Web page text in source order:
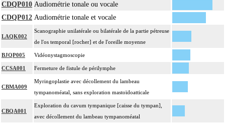
CDQP010 Audiométrie tonale ou vocale
CDQP012 Audiométrie tonale et vocale
LAQK002
Scanographie unilatérale ou bilatérale de la partie pétreuse
de l'os temporal [rocher] et de l'oreille moyenne
BJQP005 Vidéonystagmoscopie
CCSA001 Fermeture de fistule de périlymphe
CBMA009
Myringoplastie avec décollement du lambeau
tympanoméatal, sans exploration mastoïdoatticale
CBQA001
Exploration du cavum tympanique [caisse du tympan],
avec décollement du lambeau tympanoméatal